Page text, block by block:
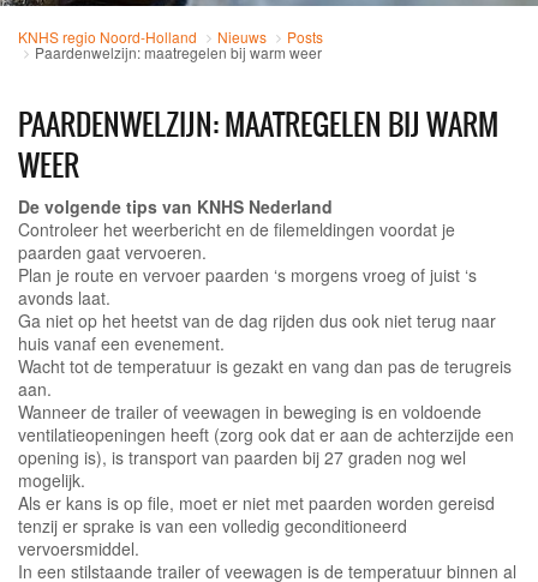
KNHS regio Noord-Holland Nieuws Posts
Paardenwelzijn: maatregelen bij warm weer
PAARDENWELZIJN: MAATREGELEN BIJ WARM
WEER
De volgende tips van KNHS Nederland
Controleer het weerbericht en de filemeldingen voordat je
paarden gaat vervoeren.
Plan je route en vervoer paarden ‘s morgens vroeg of juist ‘s
avonds laat.
Ga niet op het heetst van de dag rijden dus ook niet terug naar
huis vanaf een evenement.
Wacht tot de temperatuur is gezakt en vang dan pas de terugreis
aan.
Wanneer de trailer of veewagen in beweging is en voldoende
ventilatieopeningen heeft (zorg ook dat er aan de achterzijde een
opening is), is transport van paarden bij 27 graden nog wel
mogelijk.
Als er kans is op file, moet er niet met paarden worden gereisd
tenzij er sprake is van een volledig geconditioneerd
vervoersmiddel.
In een stilstaande trailer of veewagen is de temperatuur binnen al